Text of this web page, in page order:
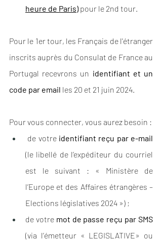
heure de Paris) pour le 2nd tour.
Pour le 1er tour, les Français de l'étranger
inscrits auprès du Consulat de France au
Portugal recevrons un identifiant et un
code par email les 20 et 21 juin 2024.
Pour vous connecter, vous aurez besoin :
de votre identifiant reçu par e-mail
(le libellé de l’expéditeur du courriel
est le suivant : « Ministère de
l’Europe et des Affaires étrangères –
Elections législatives 2024 ») ;
de votre
(via l’émetteur « LEGISLATIVE» ou